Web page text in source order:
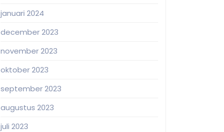
januari 2024
december 2023
november 2023
oktober 2023
september 2023
augustus 2023
juli 2023